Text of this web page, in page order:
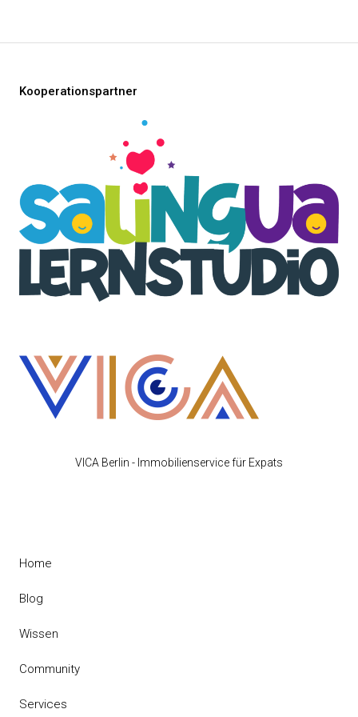
Kooperationspartner
VICA Berlin - Immobilienservice für Expats
Home
Blog
Wissen
Community
Services